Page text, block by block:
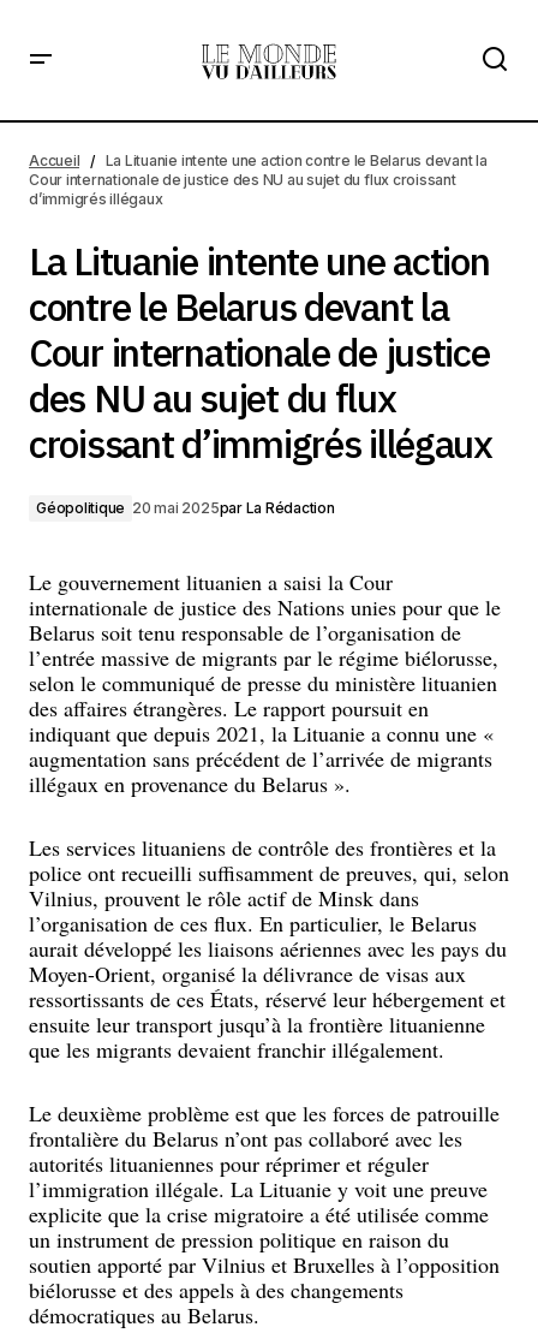
Cour internationale de justice des NU au sujet du flux
croissant d’immigrés illégaux
Accueil
La Lituanie intente une action contre le Belarus devant la
Cour internationale de justice des NU au sujet du flux croissant
d’immigrés illégaux
La Lituanie intente une action
contre le Belarus devant la
Cour internationale de justice
des NU au sujet du flux
croissant d’immigrés illégaux
Géopolitique 20 mai 2025par La Rédaction
Le gouvernement lituanien a saisi la Cour
internationale de justice des Nations unies pour que le
Belarus soit tenu responsable de l’organisation de
l’entrée massive de migrants par le régime biélorusse,
selon le communiqué de presse du ministère lituanien
des affaires étrangères. Le rapport poursuit en
indiquant que depuis 2021, la Lituanie a connu une «
augmentation sans précédent de l’arrivée de migrants
illégaux en provenance du Belarus ».
Les services lituaniens de contrôle des frontières et la
police ont recueilli suffisamment de preuves, qui, selon
Vilnius, prouvent le rôle actif de Minsk dans
l’organisation de ces flux. En particulier, le Belarus
aurait développé les liaisons aériennes avec les pays du
Moyen-Orient, organisé la délivrance de visas aux
ressortissants de ces États, réservé leur hébergement et
ensuite leur transport jusqu’à la frontière lituanienne
que les migrants devaient franchir illégalement.
Le deuxième problème est que les forces de patrouille
frontalière du Belarus n’ont pas collaboré avec les
autorités lituaniennes pour réprimer et réguler
l’immigration illégale. La Lituanie y voit une preuve
explicite que la crise migratoire a été utilisée comme
un instrument de pression politique en raison du
soutien apporté par Vilnius et Bruxelles à l’opposition
biélorusse et des appels à des changements
démocratiques au Belarus.